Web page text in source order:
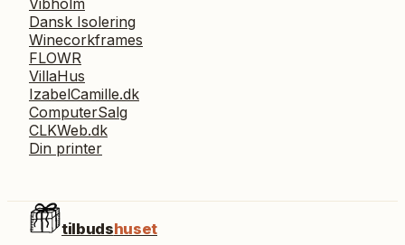
Vibholm
Dansk Isolering
Winecorkframes
FLOWR
VillaHus
IzabelCamille.dk
ComputerSalg
CLKWeb.dk
Din printer
tilbudshuset